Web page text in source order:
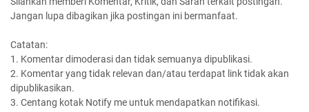
Jangan lupa dibagikan jika postingan ini bermanfaat.
Catatan:
1. Komentar dimoderasi dan tidak semuanya dipublikasi.
2. Komentar yang tidak relevan dan/atau terdapat link tidak akan
dipublikasikan.
3. Centang kotak Notify me untuk mendapatkan notifikasi.